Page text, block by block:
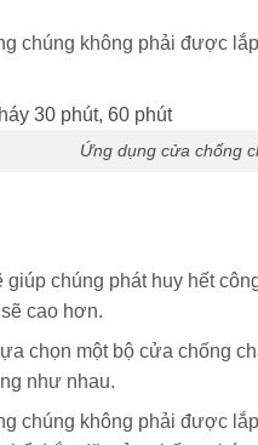
chúng không phải được
Ứng dụng cửa chống
giúp chúng phát huy hết
cao hơn.
chọn một bộ cửa chống
như nhau.
chúng không phải được